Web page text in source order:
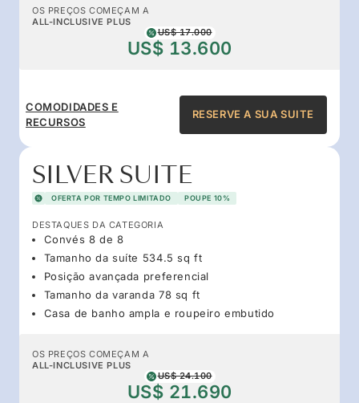
OS PREÇOS COMEÇAM A
ALL-INCLUSIVE PLUS
US$ 17.000
US$ 13.600
COMODIDADES E
RECURSOS
RESERVE A SUA SUITE
SILVER SUITE
OFERTA POR TEMPO LIMITADO POUPE 10%
DESTAQUES DA CATEGORIA
Convés 8 de 8
Tamanho da suíte 534.5 sq ft
Posição avançada preferencial
Tamanho da varanda 78 sq ft
Casa de banho ampla e roupeiro embutido
OS PREÇOS COMEÇAM A
ALL-INCLUSIVE PLUS
US$ 24.100
US$ 21.690